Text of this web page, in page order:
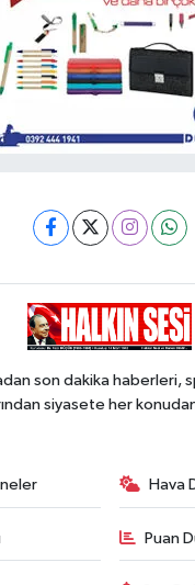
son dakika haberleri,
siyasete her
Hava
Puan